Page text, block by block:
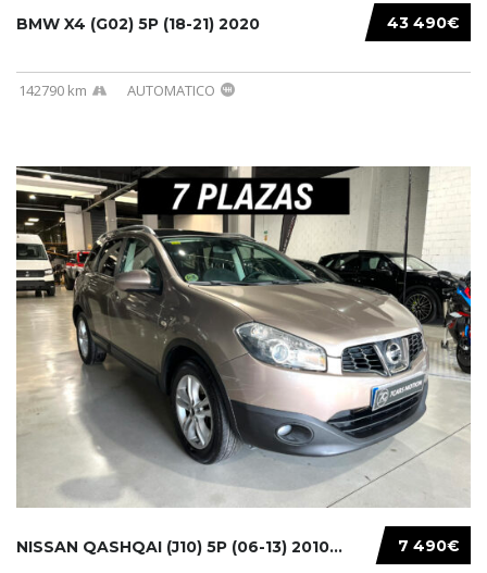
43 490€
BMW X4 (G02) 5P (18-21) 2020
142790 km AUTOMATICO
7 490€
NISSAN QASHQAI (J10) 5P (06-13) 2010...